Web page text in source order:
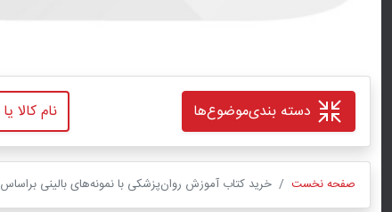
دسته بندیموضوع‌ها
صفحه نخست خرید کتاب آموزش روان‌پزشکی با نمونه‌های بالینی براساس Dsm-5 اثر دکتر امیر شعبانی با تخفیف ویژه